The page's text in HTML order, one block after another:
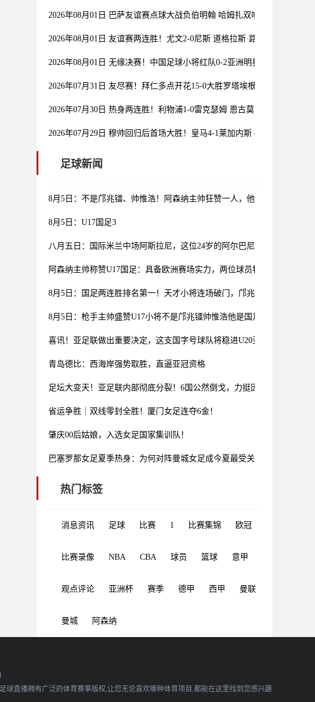
2026年08月01日 巴萨友谊赛点球大战负伯明翰 哈姆扎双响阿德耶米首秀
2026年08月01日 友谊赛两连胜！尤文2-0尼斯 道格拉斯·路易斯破门奥博
2026年08月01日 无缘决赛！中国足球小将红队0-2亚洲明星联，后者决赛
2026年07月31日 友尽赛！拜仁多点开花15-0大胜罗塔埃根 四人双响17岁
2026年07月30日 热身两连胜！利物浦1-0雷克瑟姆 恩古莫哈制胜索博斯洛
2026年07月29日 穆帅回归后首场大胜！皇马4-1莱加内斯 82贡萨洛马斯坦
足球新闻
8月5日：不是邝兆镭、帅惟浩！阿森纳主帅狂赞一人，他是中国足球扛
8月5日：U17国足3
八月五日：国际米兰中场阿斯拉尼，这位24岁的阿尔巴尼亚国脚
阿森纳主帅称赞U17国足：具备欧洲赛场实力，两位球员特别突出
8月5日：国足两连胜排名第一！天才小将连场破门，邝兆镭梦游摆烂
8月5日：枪手主帅盛赞U17小将不是邝兆镭帅惟浩他是国足未来
喜讯！亚足联做出重要决定，这支国字号球队将稳进U20亚洲杯正赛
青岛德比：西海岸强势取胜，直逼亚冠资格
足坛大变天！亚足联内部彻底分裂！6国公然倒戈，力挺因凡蒂诺连任
省运争胜｜双线零封全胜！厦门女足连夺6金！
肇庆00后姑娘，入选女足国家集训队！
巴塞罗那女足夏季热身：为何对阵曼城女足成今夏最受关注的检验？
热门标签
消息资讯 足球 比赛 1 比赛集锦 欧冠
比赛录像 NBA CBA 球员 篮球 意甲
观点评论 亚洲杯 赛季 德甲 西甲 曼联
曼城 阿森纳
直播拥有广泛的体育赛事版权,让您无论喜欢哪种体育项目,都能在这里找到您感兴趣